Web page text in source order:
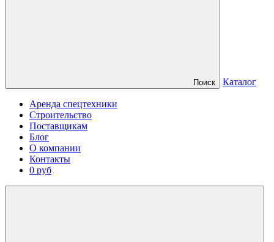
Поиск Каталог
Аренда спецтехники
Строительство
Поставщикам
Блог
О компании
Контакты
0 руб